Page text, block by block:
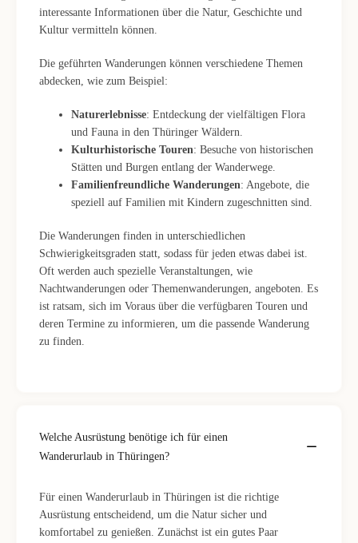
interessante Informationen über die Natur, Geschichte und
Kultur vermitteln können.
Die geführten Wanderungen können verschiedene Themen
abdecken, wie zum Beispiel:
Naturerlebnisse: Entdeckung der vielfältigen Flora
und Fauna in den Thüringer Wäldern.
Kulturhistorische Touren: Besuche von historischen
Stätten und Burgen entlang der Wanderwege.
Familienfreundliche Wanderungen: Angebote, die
speziell auf Familien mit Kindern zugeschnitten sind.
Die Wanderungen finden in unterschiedlichen
Schwierigkeitsgraden statt, sodass für jeden etwas dabei ist.
Oft werden auch spezielle Veranstaltungen, wie
Nachtwanderungen oder Themenwanderungen, angeboten. Es
ist ratsam, sich im Voraus über die verfügbaren Touren und
deren Termine zu informieren, um die passende Wanderung
zu finden.
Welche Ausrüstung benötige ich für einen
Wanderurlaub in Thüringen?
Für einen Wanderurlaub in Thüringen ist die richtige
Ausrüstung entscheidend, um die Natur sicher und
komfortabel zu genießen. Zunächst ist ein gutes Paar